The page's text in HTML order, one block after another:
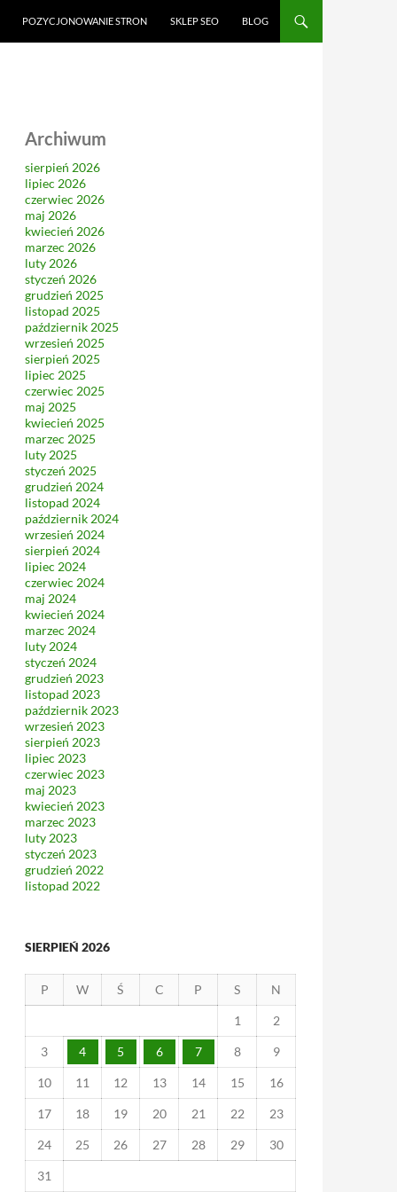
POZYCJONOWANIE STRON SKLEP SEO BLOG
Archiwum
sierpień 2026
lipiec 2026
czerwiec 2026
maj 2026
kwiecień 2026
marzec 2026
luty 2026
styczeń 2026
grudzień 2025
listopad 2025
październik 2025
wrzesień 2025
sierpień 2025
lipiec 2025
czerwiec 2025
maj 2025
kwiecień 2025
marzec 2025
luty 2025
styczeń 2025
grudzień 2024
listopad 2024
październik 2024
wrzesień 2024
sierpień 2024
lipiec 2024
czerwiec 2024
maj 2024
kwiecień 2024
marzec 2024
luty 2024
styczeń 2024
grudzień 2023
listopad 2023
październik 2023
wrzesień 2023
sierpień 2023
lipiec 2023
czerwiec 2023
maj 2023
kwiecień 2023
marzec 2023
luty 2023
styczeń 2023
grudzień 2022
listopad 2022
SIERPIEŃ 2026
P W Ś C P S N
1 2
3 4 5 6 7 8 9
10 11 12 13 14 15 16
17 18 19 20 21 22 23
24 25 26 27 28 29 30
31